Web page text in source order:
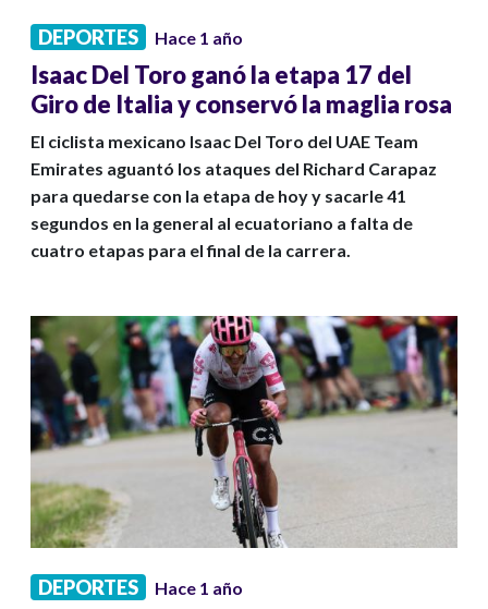
DEPORTES Hace 1 año
Isaac Del Toro ganó la etapa 17 del
Giro de Italia y conservó la maglia rosa
El ciclista mexicano Isaac Del Toro del UAE Team
Emirates aguantó los ataques del Richard Carapaz
para quedarse con la etapa de hoy y sacarle 41
segundos en la general al ecuatoriano a falta de
cuatro etapas para el final de la carrera.
DEPORTES Hace 1 año